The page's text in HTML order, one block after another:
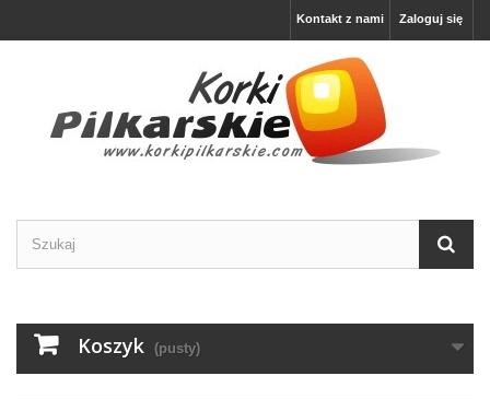
Zaloguj się
Kontakt z nami
Koszyk (pusty)